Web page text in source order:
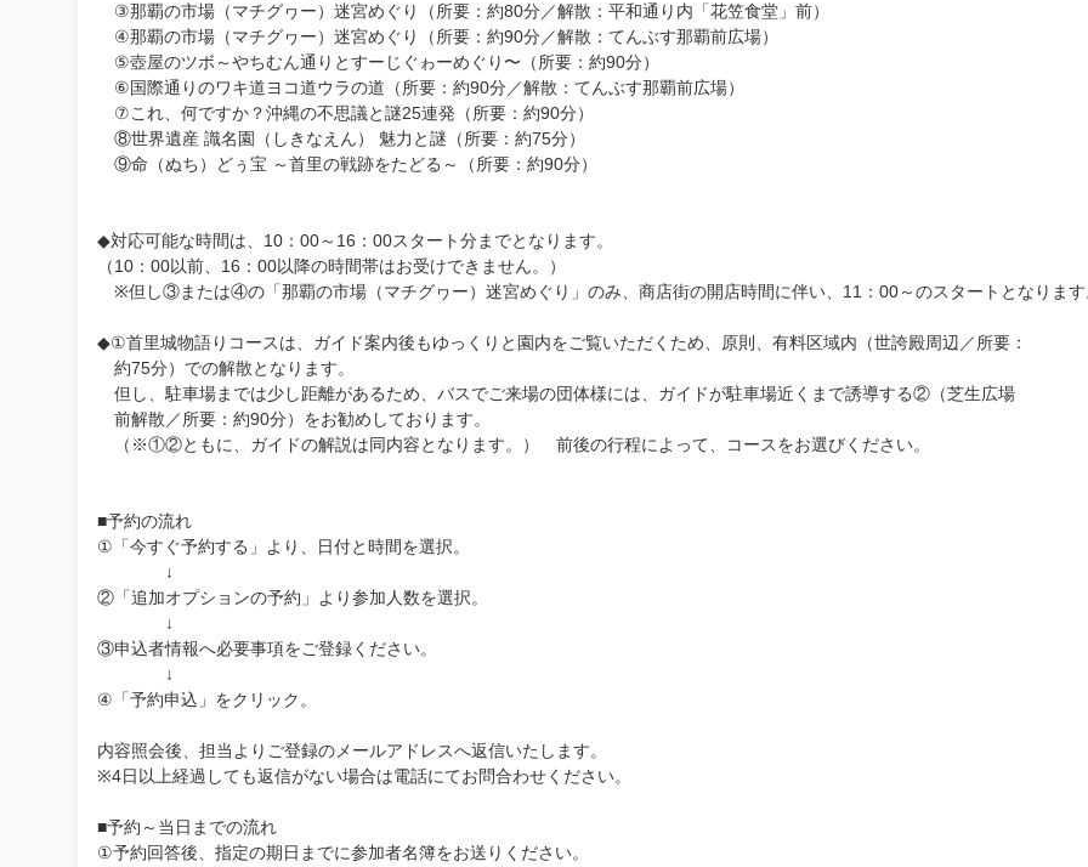
③那覇の市場（マチグヮー）迷宮めぐり（所要：約80分／解散：平和通り内「花笠食堂」前）
④那覇の市場（マチグヮー）迷宮めぐり（所要：約90分／解散：てんぶす那覇前広場）
⑤壺屋のツボ～やちむん通りとすーじぐゎーめぐり〜（所要：約90分）
⑥国際通りのワキ道ヨコ道ウラの道（所要：約90分／解散：てんぶす那覇前広場）
⑦これ、何ですか？沖縄の不思議と謎25連発（所要：約90分）
⑧世界遺産 識名園（しきなえん） 魅力と謎（所要：約75分）
⑨命（ぬち）どぅ宝 ～首里の戦跡をたどる～（所要：約90分）
◆対応可能な時間は、10：00～16：00スタート分までとなります。
（10：00以前、16：00以降の時間帯はお受けできません。）
※但し③または④の「那覇の市場（マチグヮー）迷宮めぐり」のみ、商店街の開店時間に伴い、11：00～のスタートとなりま
◆①首里城物語りコースは、ガイド案内後もゆっくりと園内をご覧いただくため、原則、有料区域内（世誇殿周辺／所要：
約75分）での解散となります。
但し、駐車場までは少し距離があるため、バスでご来場の団体様には、ガイドが駐車場近くまで誘導する②（芝生広場
前解散／所要：約90分）をお勧めしております。
（※①②ともに、ガイドの解説は同内容となります。） 前後の行程によって、コースをお選びください。
■予約の流れ
①「今すぐ予約する」より、日付と時間を選択。
↓
②「追加オプションの予約」より参加人数を選択。
↓
③申込者情報へ必要事項をご登録ください。
↓
④「予約申込」をクリック。
内容照会後、担当よりご登録のメールアドレスへ返信いたします。
※4日以上経過しても返信がない場合は電話にてお問合わせください。
■予約～当日までの流れ
①予約回答後、指定の期日までに参加者名簿をお送りください。